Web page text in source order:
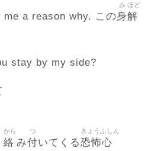
a reason why. この身
み
解
ほど
stay by my side?
絡
から
み付
つ
いてくる恐怖心
きょうふしん